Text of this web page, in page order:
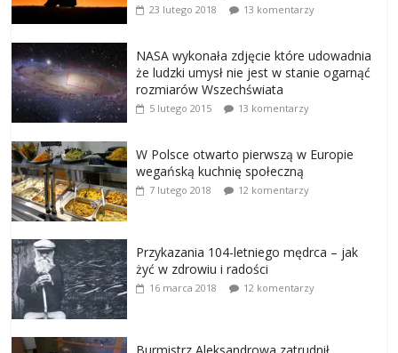
23 lutego 2018 13 komentarzy
NASA wykonała zdjęcie które udowadnia
że ludzki umysł nie jest w stanie ogarnąć
rozmiarów Wszechświata
5 lutego 2015 13 komentarzy
W Polsce otwarto pierwszą w Europie
wegańską kuchnię społeczną
7 lutego 2018 12 komentarzy
Przykazania 104-letniego mędrca – jak
żyć w zdrowiu i radości
16 marca 2018 12 komentarzy